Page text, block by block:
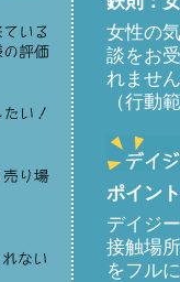
女性の
談をお
れませ
（行動
ポイン
デイジ
接触場
をフル